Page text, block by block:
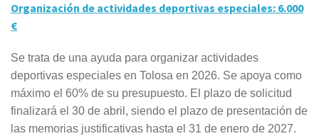
Organización de actividades deportivas especiales: 6.000
€
Se trata de una ayuda para organizar actividades
deportivas especiales en Tolosa en 2026. Se apoya como
máximo el 60% de su presupuesto. El plazo de solicitud
finalizará el 30 de abril, siendo el plazo de presentación de
las memorias justificativas hasta el 31 de enero de 2027.